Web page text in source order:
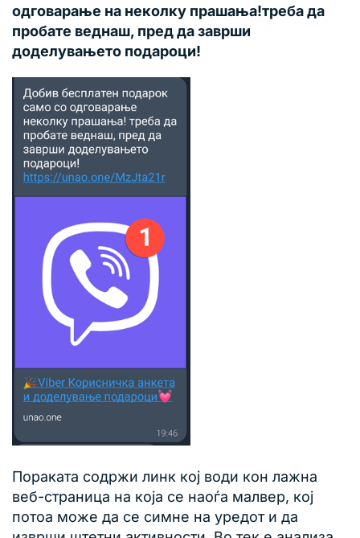
одговарање на неколку прашања!треба да
пробате веднаш, пред да заврши
доделувањето подароци!
Пораката содржи линк кој води кон лажна
веб-страница на која се наоѓа малвер, кој
потоа може да се симне на уредот и да